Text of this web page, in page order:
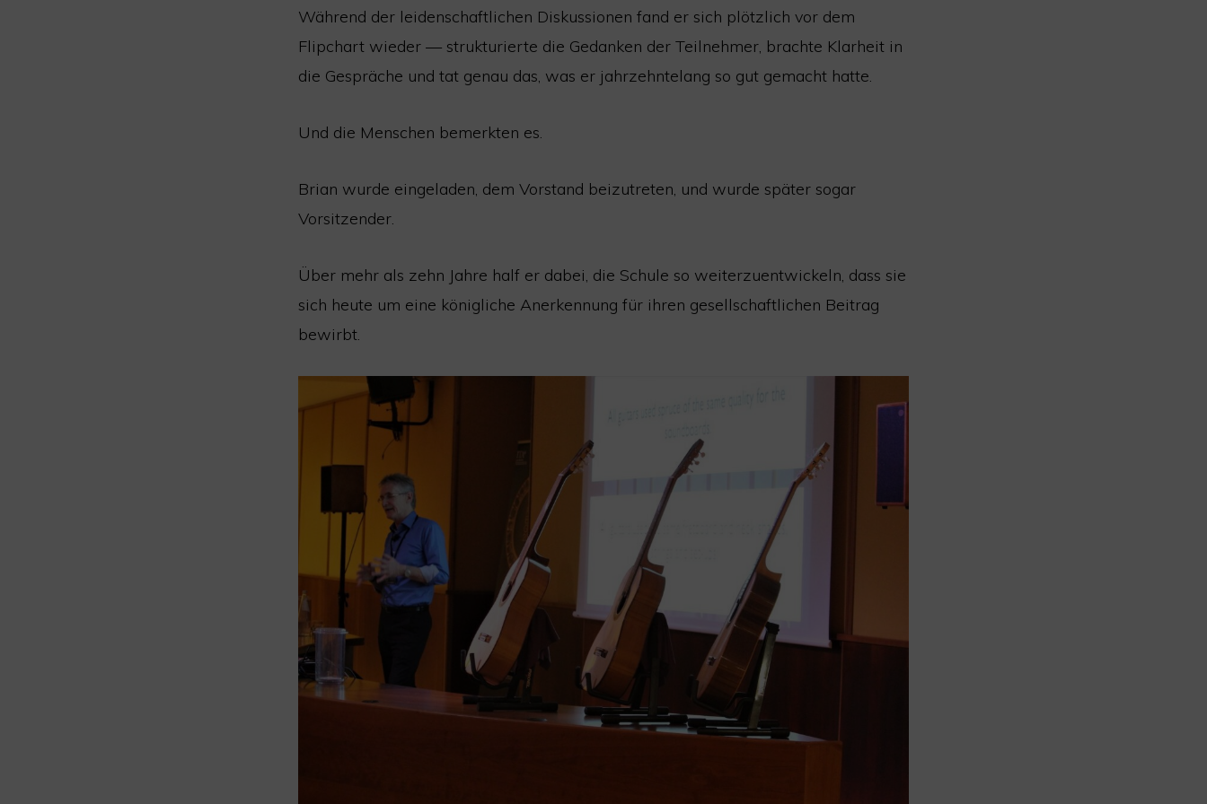
Während der leidenschaftlichen Diskussionen fand er sich plötzlich vor dem
Flipchart wieder — strukturierte die Gedanken der Teilnehmer, brachte Klarheit in
die Gespräche und tat genau das, was er jahrzehntelang so gut gemacht hatte.
Und die Menschen bemerkten es.
Brian wurde eingeladen, dem Vorstand beizutreten, und wurde später sogar
Vorsitzender.
Über mehr als zehn Jahre half er dabei, die Schule so weiterzuentwickeln, dass sie
sich heute um eine königliche Anerkennung für ihren gesellschaftlichen Beitrag
bewirbt.